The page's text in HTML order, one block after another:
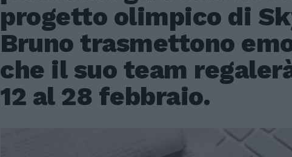
progetto olimpico di
Bruno trasmettono
che il suo team
12 al 28 febbraio.